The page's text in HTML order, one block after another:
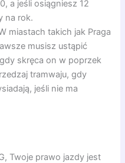
a jeśli osiągniesz 12
na rok.
miastach takich jak Praga
musisz ustąpić
skręca on w poprzek
tramwaju, gdy
jeśli nie ma
Twoje prawo jazdy jest